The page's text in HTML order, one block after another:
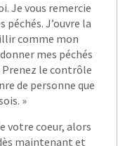
Je vous remercie
J’ouvre la
comme mon
mes péchés
le contrôle
de personne que
»
votre coeur, alors
maintenant et